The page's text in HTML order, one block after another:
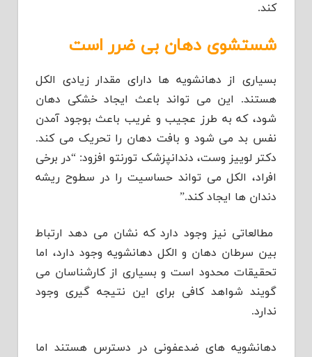
کند.
شستشوی دهان بی ضرر است
بسیاری از دهانشویه ها دارای مقدار زیادی الکل
هستند. این می تواند باعث ایجاد خشکی دهان
شود، که به طرز عجیب و غریب باعث بوجود آمدن
نفس بد می شود و بافت دهان را تحریک می کند.
دکتر لوییز وست، دندانپزشک تورنتو افزود: “در برخی
افراد، الکل می تواند حساسیت را در سطوح ریشه
دندان ها ایجاد کند.”
مطالعاتی نیز وجود دارد که نشان می دهد ارتباط
بین سرطان دهان و الکل دهانشویه وجود دارد، اما
تحقیقات محدود است و بسیاری از کارشناسان می
گویند شواهد کافی برای این نتیجه گیری وجود
ندارد.
دهانشویه های ضدعفونی در دسترس هستند اما